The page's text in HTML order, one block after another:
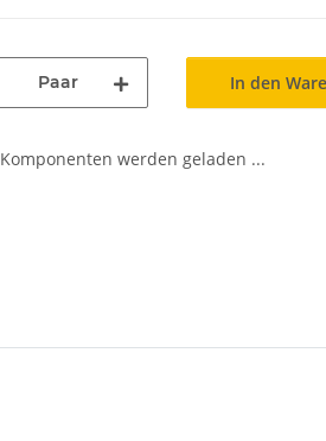
Paar In den
Komponenten werden geladen ...